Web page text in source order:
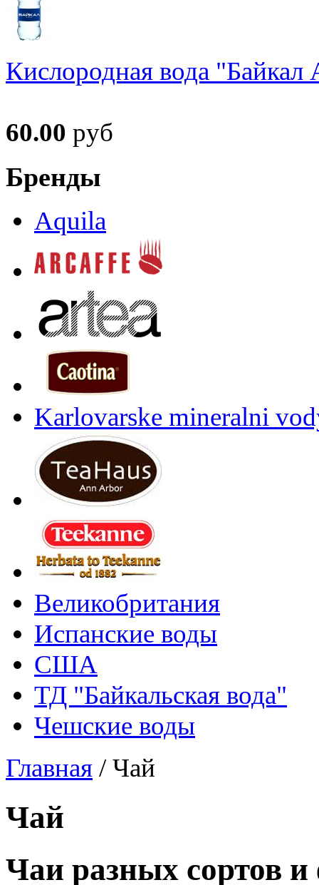
Кислородная вода "Байкал
60.00 руб
Бренды
Aquila
Karlovarske mineralni
Великобритания
Испанские воды
США
ТД "Байкальская вода"
Чешские воды
Главная /Чай
Чай
Чаи разных сортов и